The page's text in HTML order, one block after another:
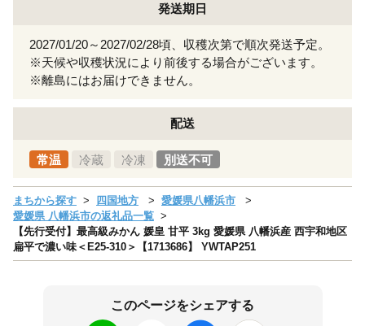
発送期日
2027/01/20～2027/02/28頃、収穫次第で順次発送予定。
※天候や収穫状況により前後する場合がございます。
※離島にはお届けできません。
配送
常温 冷蔵 冷凍 別送不可
まちから探す 四国地方
愛媛県八幡浜市
愛媛県 八幡浜市の返礼品一覧
【先行受付】最高級みかん 媛皇 甘平 3kg 愛媛県 八幡浜産 西宇和地区
扁平で濃い味＜E25-310＞【1713686】 YWTAP251
このページをシェアする